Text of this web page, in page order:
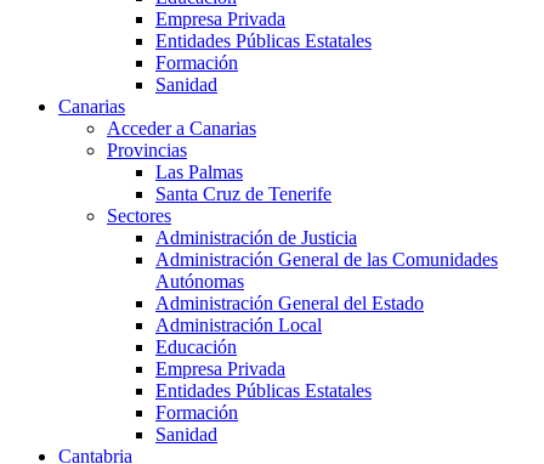
Empresa Privada
Entidades Públicas Estatales
Formación
Sanidad
Canarias
Acceder a Canarias
Provincias
Las Palmas
Santa Cruz de Tenerife
Sectores
Administración de Justicia
Administración General de las Comunidades
Autónomas
Administración General del Estado
Administración Local
Educación
Empresa Privada
Entidades Públicas Estatales
Formación
Sanidad
Cantabria